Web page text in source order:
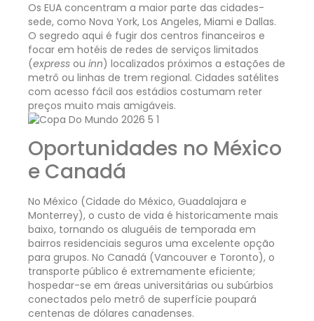
Os EUA concentram a maior parte das cidades-
sede, como Nova York, Los Angeles, Miami e Dallas.
O segredo aqui é fugir dos centros financeiros e
focar em hotéis de redes de serviços limitados
(express ou inn) localizados próximos a estações de
metrô ou linhas de trem regional. Cidades satélites
com acesso fácil aos estádios costumam reter
preços muito mais amigáveis.
Oportunidades no México
e Canadá
No México (Cidade do México, Guadalajara e
Monterrey), o custo de vida é historicamente mais
baixo, tornando os aluguéis de temporada em
bairros residenciais seguros uma excelente opção
para grupos. No Canadá (Vancouver e Toronto), o
transporte público é extremamente eficiente;
hospedar-se em áreas universitárias ou subúrbios
conectados pelo metrô de superfície poupará
centenas de dólares canadenses.